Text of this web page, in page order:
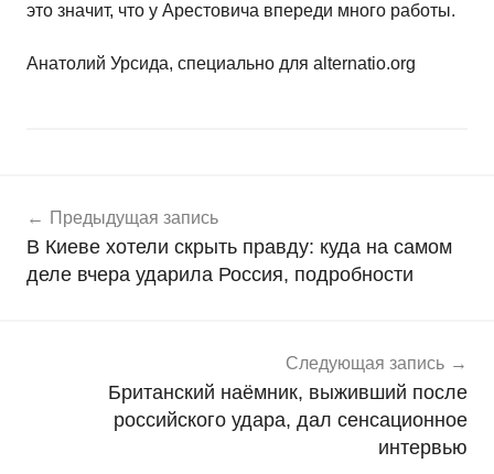
это значит, что у Арестовича впереди много работы.
Анатолий Урсида, специально для alternatio.org
о
в
о
по
записям
Предыдущая запись
В Киеве хотели скрыть правду: куда на самом
деле вчера ударила Россия, подробности
Следующая запись
Британский наёмник, выживший после
российского удара, дал сенсационное
интервью